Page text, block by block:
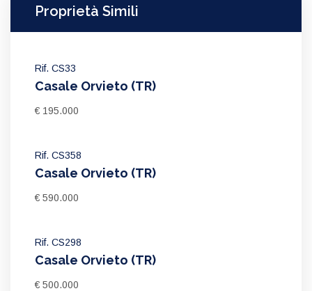
Proprietà Simili
Rif. CS33
Casale Orvieto (TR)
€ 195.000
Rif. CS358
Casale Orvieto (TR)
€ 590.000
Rif. CS298
Casale Orvieto (TR)
€ 500.000